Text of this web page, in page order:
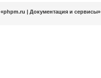
«phpm.ru | Документация и сервисы»